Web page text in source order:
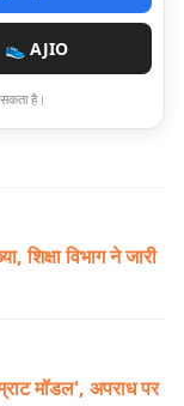
👟 AJIO
है।
शिक्षा विभाग ने जारी
मॉडल', अपराध पर